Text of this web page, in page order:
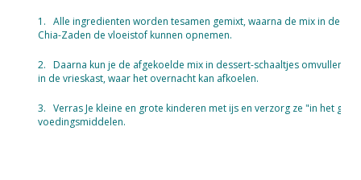
1. Alle ingredienten worden tesamen gemixt, waarna de mix in de 2
Chia-Zaden de vloeistof kunnen opnemen.
2. Daarna kun je de afgekoelde mix in dessert-schaaltjes omvullen of
in de vrieskast, waar het overnacht kan afkoelen.
3. Verras Je kleine en grote kinderen met ijs en verzorg ze "in het
voedingsmiddelen.